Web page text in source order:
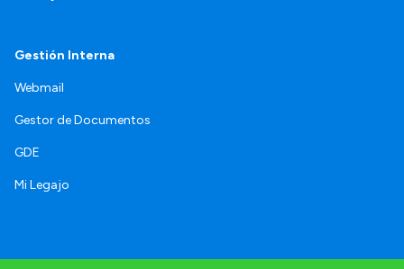
Gestión Interna
Webmail
Gestor de Documentos
GDE
Mi Legajo